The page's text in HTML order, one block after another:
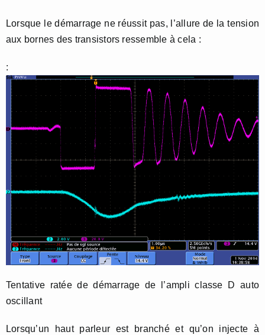
Lorsque le démarrage ne réussit pas, l’allure de la tension
aux bornes des transistors ressemble à cela :
:
Tentative ratée de démarrage de l’ampli classe D auto
oscillant
Lorsqu’un haut parleur est branché et qu’on injecte à